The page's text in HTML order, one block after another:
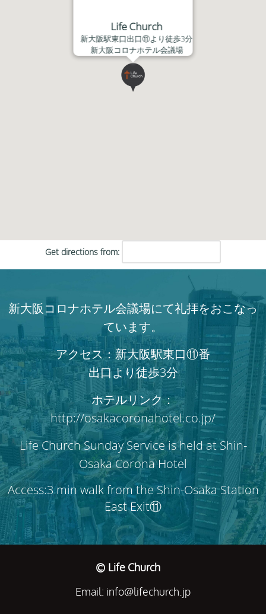
Life Church
新大阪駅東口出口⑪より徒歩3分
新大阪コロナホテル会議場
Get directions from:
新大阪コロナホテル会議場にて礼拝をおこなっ
ています。
アクセス：新大阪駅東口⑪番
出口より徒歩3分
ホテルリンク：
http://osakacoronahotel.co.jp/
Life Church Sunday Service is held at Shin-
Osaka Corona Hotel
Access:3 min walk from the Shin-Osaka Station
East Exit⑪
© Life Church
Email: info@lifechurch.jp